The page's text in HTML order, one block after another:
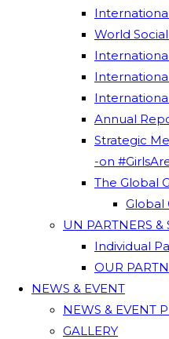
World
Annual
Strategic
-on
The Global
Global
UN PARTNERS &
Individual
OUR
NEWS & EVENT
NEWS & EVENT
GALLERY